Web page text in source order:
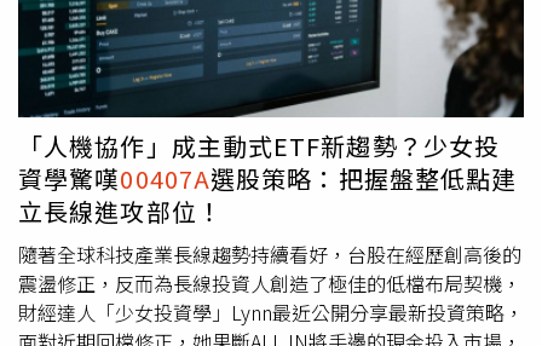
「人機協作」成主動式ETF新趨勢？少女投
資學驚嘆00407A選股策略：把握盤整低點建
立長線進攻部位！
隨著全球科技產業長線趨勢持續看好，台股在經歷創高後的
震盪修正，反而為長線投資人創造了極佳的低檔布局契機，
財經達人「少女投資學」Lynn最近公開分享最新投資策略，